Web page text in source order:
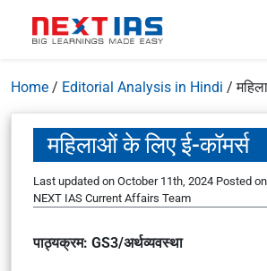
Home / Editorial Analysis in Hindi /
महिलाओं के लिए ई-कॉमर्स
Last updated on October 11th, 2024 Posted on
NEXT IAS Current Affairs Team
पाठ्यक्रम: GS3/अर्थव्यवस्था